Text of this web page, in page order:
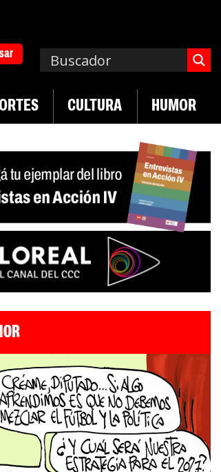
CULTURA HUMOR
del practicaje | Denuncias